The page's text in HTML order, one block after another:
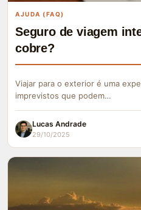
AJUDA (FAQ)
Seguro de viagem
cobre?
Viajar para o exterior é uma
imprevistos que podem…
Lucas Andrade
29/10/2025